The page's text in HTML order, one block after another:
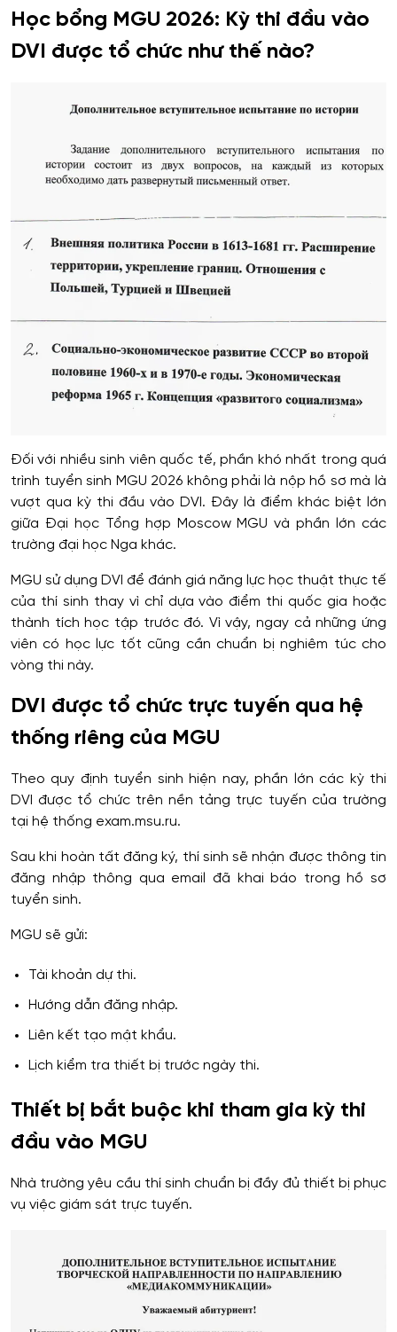
Học bổng MGU 2026: Kỳ thi đầu vào
DVI được tổ chức như thế nào?
Đối với nhiều sinh viên quốc tế, phần khó nhất trong quá
trình tuyển sinh MGU 2026 không phải là nộp hồ sơ mà là
vượt qua kỳ thi đầu vào DVI. Đây là điểm khác biệt lớn
giữa Đại học Tổng hợp Moscow MGU và phần lớn các
trường đại học Nga khác.
MGU sử dụng DVI để đánh giá năng lực học thuật thực tế
của thí sinh thay vì chỉ dựa vào điểm thi quốc gia hoặc
thành tích học tập trước đó. Vì vậy, ngay cả những ứng
viên có học lực tốt cũng cần chuẩn bị nghiêm túc cho
vòng thi này.
DVI được tổ chức trực tuyến qua hệ
thống riêng của MGU
Theo quy định tuyển sinh hiện nay, phần lớn các kỳ thi
DVI được tổ chức trên nền tảng trực tuyến của trường
tại hệ thống exam.msu.ru.
Sau khi hoàn tất đăng ký, thí sinh sẽ nhận được thông tin
đăng nhập thông qua email đã khai báo trong hồ sơ
tuyển sinh.
MGU sẽ gửi:
Tài khoản dự thi.
Hướng dẫn đăng nhập.
Liên kết tạo mật khẩu.
Lịch kiểm tra thiết bị trước ngày thi.
Thiết bị bắt buộc khi tham gia kỳ thi
đầu vào MGU
Nhà trường yêu cầu thí sinh chuẩn bị đầy đủ thiết bị phục
vụ việc giám sát trực tuyến.